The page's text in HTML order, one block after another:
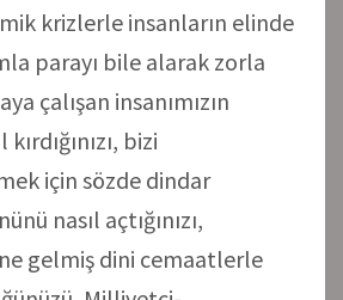
krizlerle insanların elinde
parayı bile alarak zorla
çalışan insanımızın
bizi
için sözde dindar
nasıl açtığınızı,
gelmiş dini cemaatlerle